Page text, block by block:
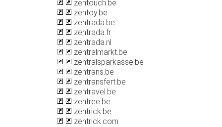
zentouch.be
zentoy.be
zentrada.be
zentrada.fr
zentrada.nl
zentralmarkt.be
zentralsparkasse.be
zentrans.be
zentransfert.be
zentravel.be
zentree.be
zentrick.be
zentrick.com